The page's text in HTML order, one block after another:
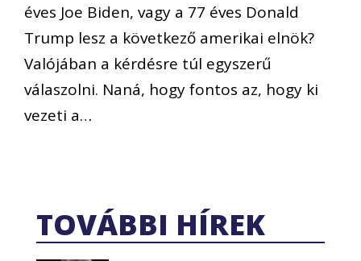
éves Joe Biden, vagy a 77 éves Donald
Trump lesz a következő amerikai elnök?
Valójában a kérdésre túl egyszerű
válaszolni. Naná, hogy fontos az, hogy ki
vezeti a…
TOVÁBBI HÍREK